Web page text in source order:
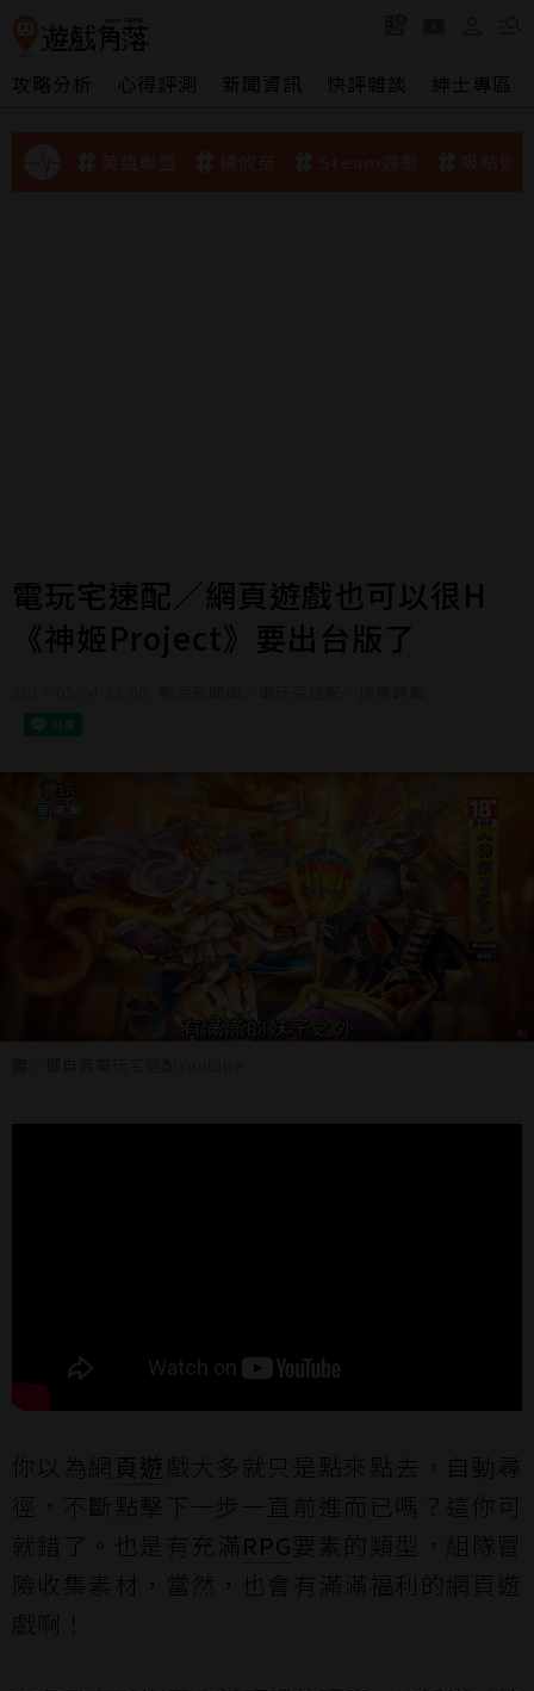
攻略分析 心得評測 新聞資訊 快評雜談 紳士專區
電玩宅速配／網頁遊戲也可以很H
《神姬Project》要出台版了
真電玩宅速配Youtube
你以為網 頁遊 戲大多就只是點來點去，自動尋
徑，不斷點擊下一步一直前進而已嗎？這你可
就錯了。也是有充滿RPG要素的類型，組隊冒
險收集素材，當然，也會有滿滿福利的網頁遊
戲啊！